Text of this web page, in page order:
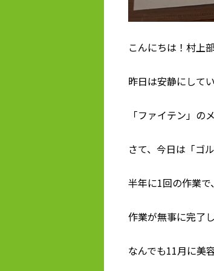
こんにちは！村上部
昨日は安静にして
「ファイテン」の
さて、今日は「ゴ
半年に1回の作業で
作業が無事に完了
なんでも11月に美